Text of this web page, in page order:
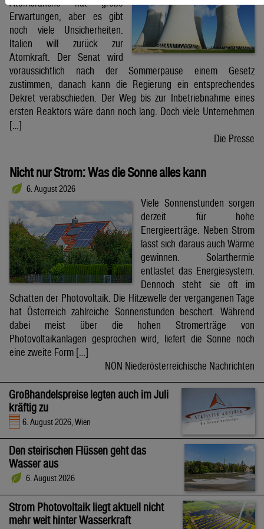
Atombranche hat große
Erwartungen, aber es gibt
noch viele Unsicherheiten.
Italien will zurück zur
Atomkraft. Der Senat wird
voraussichtlich nach der Sommerpause einem Gesetz
zustimmen, danach kann die Regierung ein entsprechendes
Dekret verabschieden. Der Weg bis zur Inbetriebnahme eines
ersten Reaktors wäre dann noch lang. Doch viele Unternehmen
[…]
Die Presse
Nicht nur Strom: Was die Sonne alles kann
6. August 2026
Viele Sonnenstunden sorgen
derzeit für hohe
Energieerträge. Neben Strom
lässt sich daraus auch Wärme
gewinnen. Solarthermie
entlastet das Energiesystem.
Dennoch steht sie oft im
Schatten der Photovoltaik. Die Hitzewelle der vergangenen Tage
hat Österreich zahlreiche Sonnenstunden beschert. Während
dabei meist über die hohen Stromerträge von
Photovoltaikanlagen gesprochen wird, liefert die Sonne noch
eine zweite Form […]
NÖN Niederösterreichische Nachrichten
Großhandelspreise legten auch im Juli
kräftig zu
6. August 2026, Wien
Den steirischen Flüssen geht das
Wasser aus
6. August 2026
Strom Photovoltaik liegt aktuell nicht
mehr weit hinter Wasserkraft